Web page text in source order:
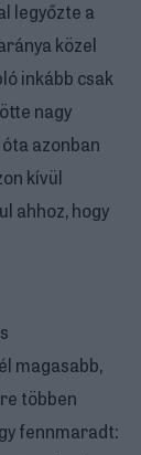
legyőzte a
közel
inkább csak
nagy
azonban
kívül
ahhoz, hogy
magasabb,
többen
fennmaradt: